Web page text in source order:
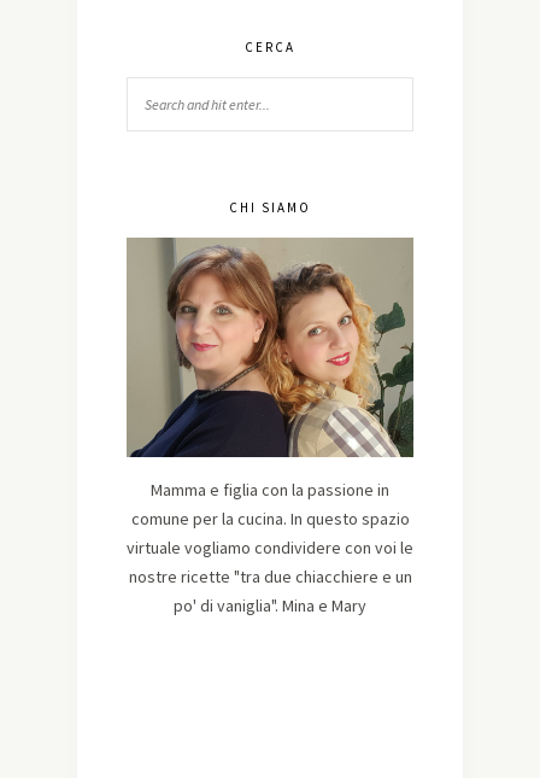
CERCA
CHI SIAMO
Mamma e figlia con la passione in
comune per la cucina. In questo spazio
virtuale vogliamo condividere con voi le
nostre ricette "tra due chiacchiere e un
po' di vaniglia". Mina e Mary